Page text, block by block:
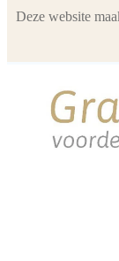
Deze website